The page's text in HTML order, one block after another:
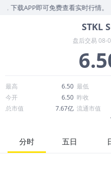
载APP即可免费查看实时行情。
STKL
盘后交易 08-
最高 6.50 最低
今开
6.50 昨收
总市值
7.67亿 流通市值
52周最高
6.67
股息
分时 五日